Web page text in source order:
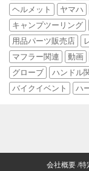
ヘルメット
ヤマハ
キャンプツーリング
用品パーツ販売店
マフラー関連
動画
グローブ
ハンドル
バイクイベント
ハ
会社概要 特